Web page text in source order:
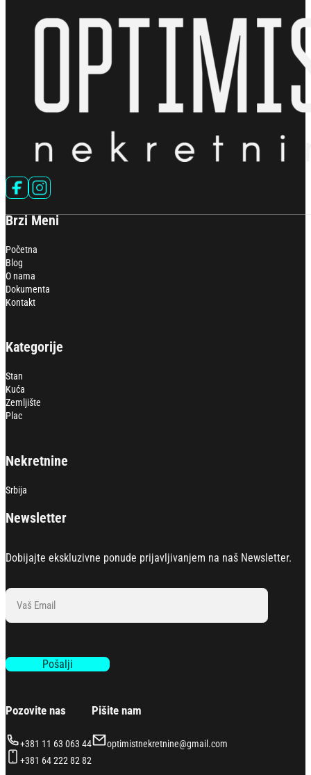
Brzi Meni
Početna
Blog
O nama
Dokumenta
Kontakt
Kategorije
Stan
Kuća
Zemljište
Plac
Nekretnine
Srbija
Newsletter
Dobijajte ekskluzivne ponude prijavljivanjem na naš Newsletter.
Section
Pošalji
Pozovite nas
+381 11 63 063 44
+381 64 222 82 82
Pišite nam
optimistnekretnine@gmail.com